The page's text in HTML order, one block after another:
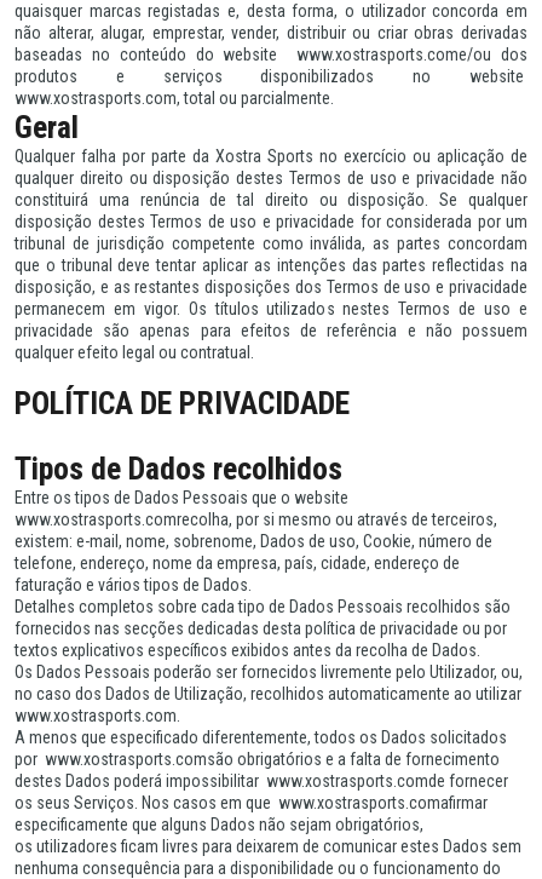
quaisquer marcas registadas e, desta forma, o utilizador concorda em
não alterar, alugar, emprestar, vender, distribuir ou criar obras derivadas
baseadas no conteúdo do website www.xostrasports.come/ou dos
produtos e serviços disponibilizados no website
www.xostrasports.com, total ou parcialmente.
Geral
Qualquer falha por parte da Xostra Sports no exercício ou aplicação de
qualquer direito ou disposição destes Termos de uso e privacidade não
constituirá uma renúncia de tal direito ou disposição. Se qualquer
disposição destes Termos de uso e privacidade for considerada por um
tribunal de jurisdição competente como inválida, as partes concordam
que o tribunal deve tentar aplicar as intenções das partes reflectidas na
disposição, e as restantes disposições dos Termos de uso e privacidade
permanecem em vigor. Os títulos utilizados nestes Termos de uso e
privacidade são apenas para efeitos de referência e não possuem
qualquer efeito legal ou contratual.
POLÍTICA DE PRIVACIDADE
Tipos de Dados recolhidos
Entre os tipos de Dados Pessoais que o website
www.xostrasports.comrecolha, por si mesmo ou através de terceiros,
existem: e-mail, nome, sobrenome, Dados de uso, Cookie, número de
telefone, endereço, nome da empresa, país, cidade, endereço de
faturação e vários tipos de Dados.
Detalhes completos sobre cada tipo de Dados Pessoais recolhidos são
fornecidos nas secções dedicadas desta política de privacidade ou por
textos explicativos específicos exibidos antes da recolha de Dados.
Os Dados Pessoais poderão ser fornecidos livremente pelo Utilizador, ou,
no caso dos Dados de Utilização, recolhidos automaticamente ao utilizar
www.xostrasports.com.
A menos que especificado diferentemente, todos os Dados solicitados
por www.xostrasports.comsão obrigatórios e a falta de fornecimento
destes Dados poderá impossibilitar www.xostrasports.comde fornecer
os seus Serviços. Nos casos em que www.xostrasports.comafirmar
especificamente que alguns Dados não sejam obrigatórios,
os utilizadores ficam livres para deixarem de comunicar estes Dados sem
nenhuma consequência para a disponibilidade ou o funcionamento do